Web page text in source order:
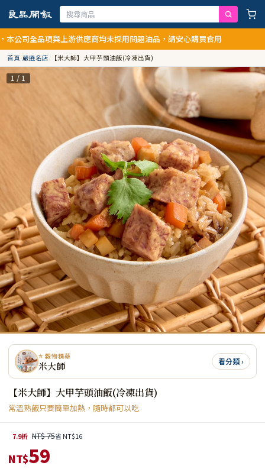
品項與上游供應商均未採用問題油品，請安心購買食用
首頁/嚴選名店/ 【米大師】大甲芋頭油飯(冷凍出貨)
1 / 1
⭐ 穀物精華
米大師 看分類 ›
【米大師】大甲芋頭油飯(冷凍出貨)
常溫熟飯只要簡單加熱，隨時都可以吃
7.9折 NT$ 75省 NT$16
NT$59